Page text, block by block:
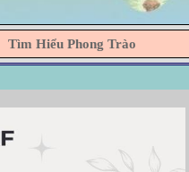
Tìm Hiểu Phong Trào